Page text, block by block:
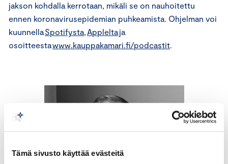
Tämä sivusto käyttää evästeitä
jakson kohdalla kerrotaan, mikäli se on nauhoitettu
ennen koronavirusepidemian puhkeamista. Ohjelman voi
kuunnellaSpotifysta,Appleltaja
osoitteestawww.kauppakamari.fi/podcastit.